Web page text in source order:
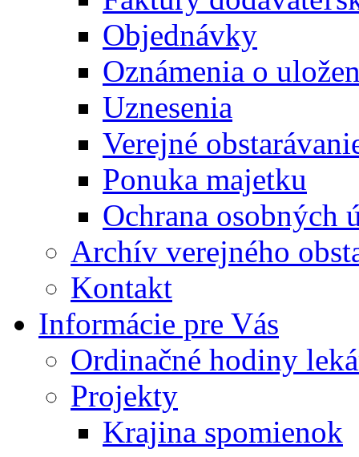
Objednávky
Oznámenia o
Uznesenia
Verejné
Ponuka majetku
Ochrana osobných
Archív verejného
Kontakt
Informácie pre Vás
Ordinačné hodiny
Projekty
Krajina spomienok